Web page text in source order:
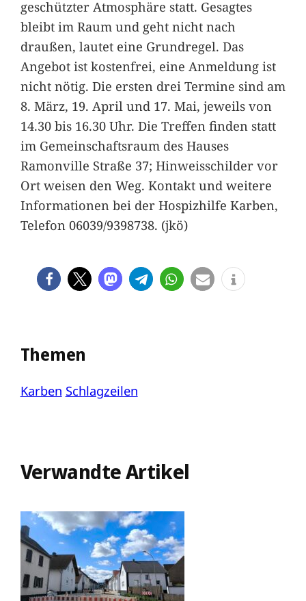
geschützter Atmosphäre statt. Gesagtes
bleibt im Raum und geht nicht nach
draußen, lautet eine Grundregel. Das
Angebot ist kostenfrei, eine Anmeldung ist
nicht nötig. Die ersten drei Termine sind am
8. März, 19. April und 17. Mai, jeweils von
14.30 bis 16.30 Uhr. Die Treffen finden statt
im Gemeinschaftsraum des Hauses
Ramonville Straße 37; Hinweisschilder vor
Ort weisen den Weg. Kontakt und weitere
Informationen bei der Hospizhilfe Karben,
Telefon 06039/9398738. (jkö)
Themen
Karben Schlagzeilen
Verwandte Artikel